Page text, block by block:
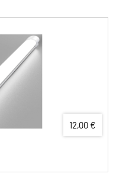
12,00 €